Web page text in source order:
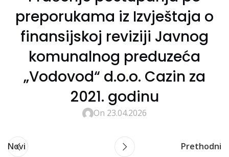
preporukama iz Izvještaja o
finansijskoj reviziji Javnog
komunalnog preduzeća
„Vodovod“ d.o.o. Cazin za
2021. godinu
On 23.04.2026
Novi Prethodni